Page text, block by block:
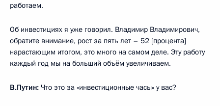
работаем.
Об инвестициях я уже говорил. Владимир Владимирович,
обратите внимание, рост за пять лет – 52 [процента]
нарастающим итогом, это много на самом деле. Эту работу
каждый год мы на больший объём увеличиваем.
В.Путин: Что это за «инвестиционные часы» у вас?